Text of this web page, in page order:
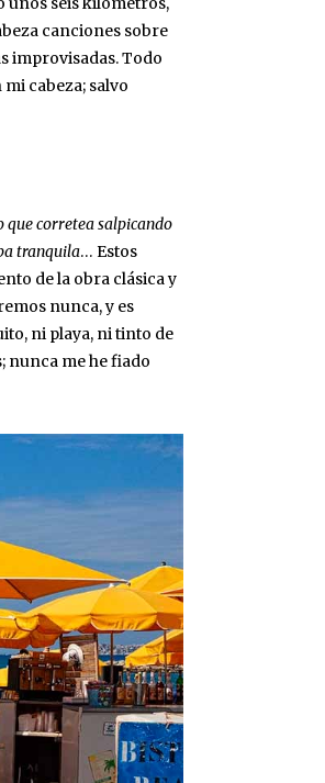
canciones sobre
improvisadas. Todo
cabeza; salvo
que corretea salpicando
tranquila… Estos
de la obra clásica y
nunca, y es
ni playa, ni tinto de
nunca me he fiado